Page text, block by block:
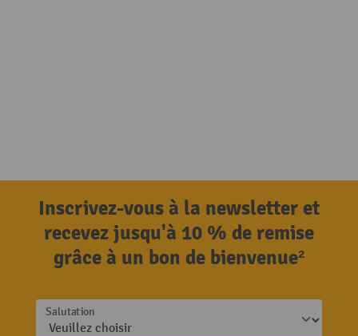
Inscrivez-vous à la newsletter et
recevez jusqu'à 10 % de remise
grâce à un bon de bienvenue²
Salutation